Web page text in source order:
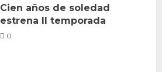
Cien años de soledad
estrena II temporada
0